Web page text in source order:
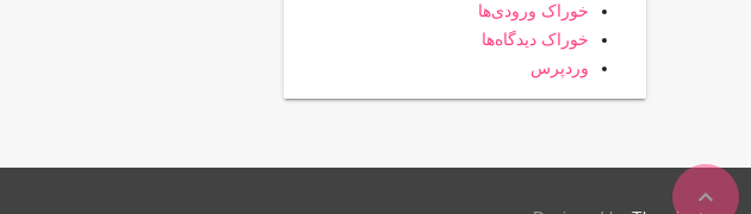
expand_less
خوراک ورودی‌ها
خوراک دیدگاه‌ها
وردپرس